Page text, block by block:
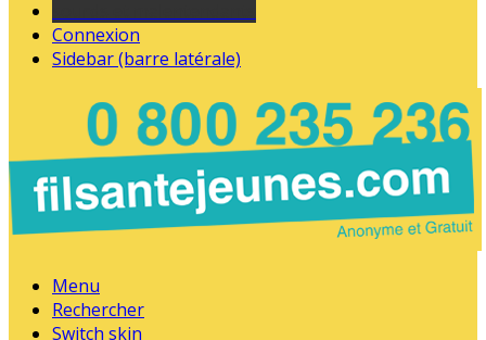
Connexion
Sidebar (barre latérale)
Menu
Rechercher
Switch skin